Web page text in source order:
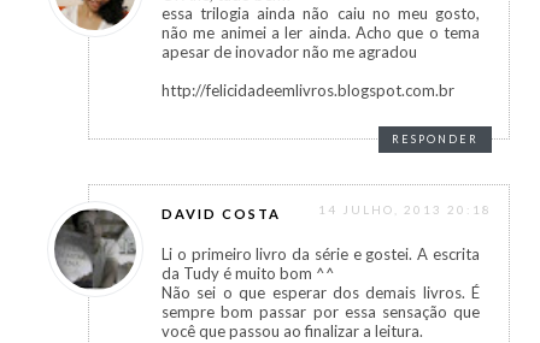
essa trilogia ainda não caiu no meu gosto,
não me animei a ler ainda. Acho que o tema
apesar de inovador não me agradou
http://felicidadeemlivros.blogspot.com.br
RESPONDER
DAVID COSTA 14 JULHO, 2013 20:18
Li o primeiro livro da série e gostei. A escrita
da Tudy é muito bom ^^
Não sei o que esperar dos demais livros. É
sempre bom passar por essa sensação que
você que passou ao finalizar a leitura.